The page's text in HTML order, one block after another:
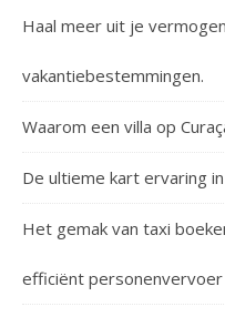
Haal meer uit je
vakantiebestemmingen.
Waarom een villa op
De ultieme kart ervaring
Het gemak van taxi
efficiënt personenvervoer